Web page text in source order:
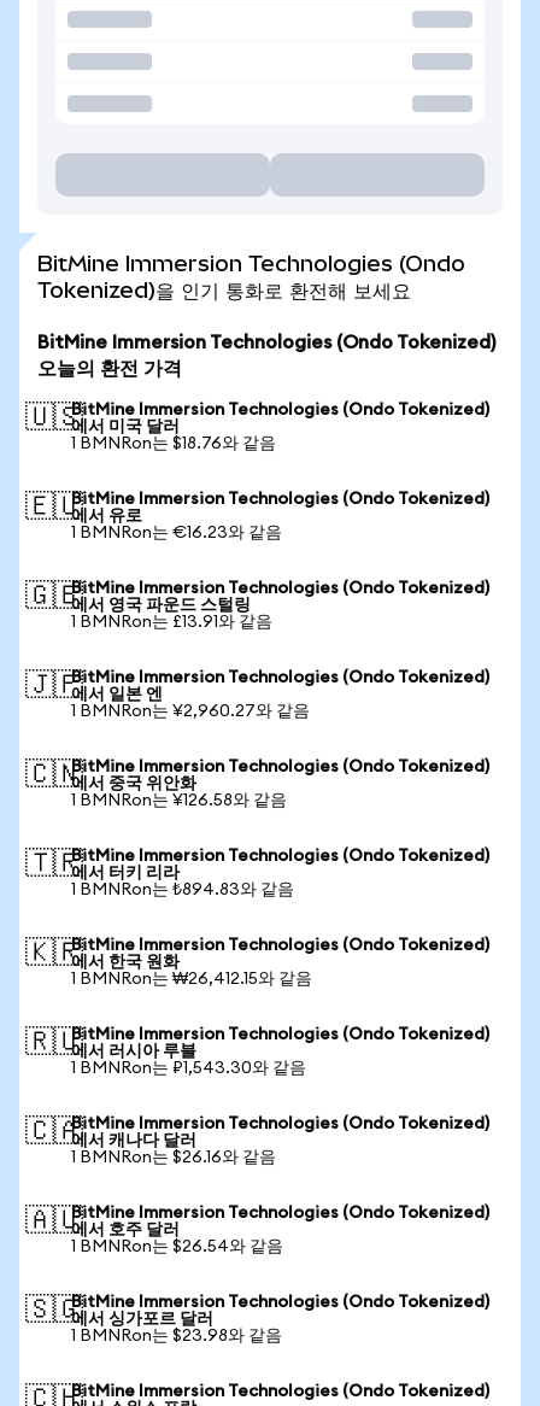
BitMine Immersion Technologies (Ondo
Tokenized)을 인기 통화로 환전해 보세요
BitMine Immersion Technologies (Ondo Tokenized)
오늘의 환전 가격
🇺🇸BitMine Immersion Technologies (Ondo Tokenized)
에서 미국 달러
1 BMNRon는 $18.76와 같음
🇪🇺BitMine Immersion Technologies (Ondo Tokenized)
에서 유로
1 BMNRon는 €16.23와 같음
🇬🇧BitMine Immersion Technologies (Ondo Tokenized)
에서 영국 파운드 스털링
1 BMNRon는 £13.91와 같음
🇯🇵BitMine Immersion Technologies (Ondo Tokenized)
에서 일본 엔
1 BMNRon는 ¥2,960.27와 같음
🇨🇳BitMine Immersion Technologies (Ondo Tokenized)
에서 중국 위안화
1 BMNRon는 ¥126.58와 같음
🇹🇷BitMine Immersion Technologies (Ondo Tokenized)
에서 터키 리라
1 BMNRon는 ₺894.83와 같음
🇰🇷BitMine Immersion Technologies (Ondo Tokenized)
에서 한국 원화
1 BMNRon는 ₩26,412.15와 같음
🇷🇺BitMine Immersion Technologies (Ondo Tokenized)
에서 러시아 루블
1 BMNRon는 ₽1,543.30와 같음
🇨🇦BitMine Immersion Technologies (Ondo Tokenized)
에서 캐나다 달러
1 BMNRon는 $26.16와 같음
🇦🇺BitMine Immersion Technologies (Ondo Tokenized)
에서 호주 달러
1 BMNRon는 $26.54와 같음
🇸🇬BitMine Immersion Technologies (Ondo Tokenized)
에서 싱가포르 달러
1 BMNRon는 $23.98와 같음
🇨🇭BitMine Immersion Technologies (Ondo Tokenized)